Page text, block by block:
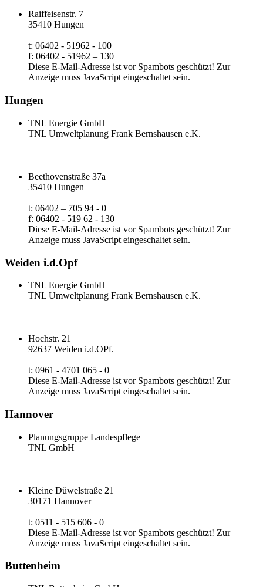
Raiffeisenstr. 7
35410 Hungen
t: 06402 - 51962 - 100
f: 06402 - 51962 – 130
Diese E-Mail-Adresse ist vor Spambots geschützt! Zur
Anzeige muss JavaScript eingeschaltet sein.
Hungen
TNL Energie GmbH
TNL Umweltplanung Frank Bernshausen e.K.
Beethovenstraße 37a
35410 Hungen
t: 06402 – 705 94 - 0
f: 06402 - 519 62 - 130
Diese E-Mail-Adresse ist vor Spambots geschützt! Zur
Anzeige muss JavaScript eingeschaltet sein.
Weiden i.d.Opf
TNL Energie GmbH
TNL Umweltplanung Frank Bernshausen e.K.
Hochstr. 21
92637 Weiden i.d.OPf.
t: 0961 - 4701 065 - 0
Diese E-Mail-Adresse ist vor Spambots geschützt! Zur
Anzeige muss JavaScript eingeschaltet sein.
Hannover
Planungsgruppe Landespflege
TNL GmbH
Kleine Düwelstraße 21
30171 Hannover
t: 0511 - 515 606 - 0
Diese E-Mail-Adresse ist vor Spambots geschützt! Zur
Anzeige muss JavaScript eingeschaltet sein.
Buttenheim